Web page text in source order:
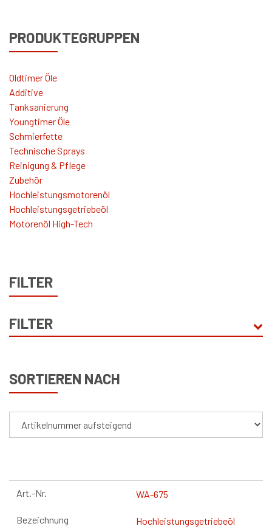
PRODUKTEGRUPPEN
Oldtimer Öle
Additive
Tanksanierung
Youngtimer Öle
Schmierfette
Technische Sprays
Reinigung & Pflege
Zubehör
Hochleistungsmotorenöl
Hochleistungsgetriebeöl
Motorenöl High-Tech
FILTER
FILTER
Wagner Classic Oil
SORTIEREN NACH
WA-675
Hochleistungsgetriebeöl